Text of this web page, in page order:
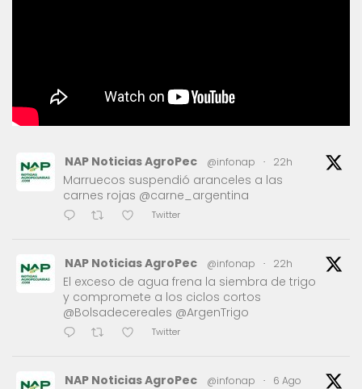
NAP Noticias AgroPec @infonap · 22h
Marruecos suspendió aranceles a las
carnes rojas @carne_argentina
Twitter
NAP Noticias AgroPec @infonap · 22h
El exceso de agua frena la siembra de trigo
y compromete a los ciclos cortos
@Bolsadecereales @ArgenTrigo
Twitter
NAP Noticias AgroPec @infonap · 6 Ago